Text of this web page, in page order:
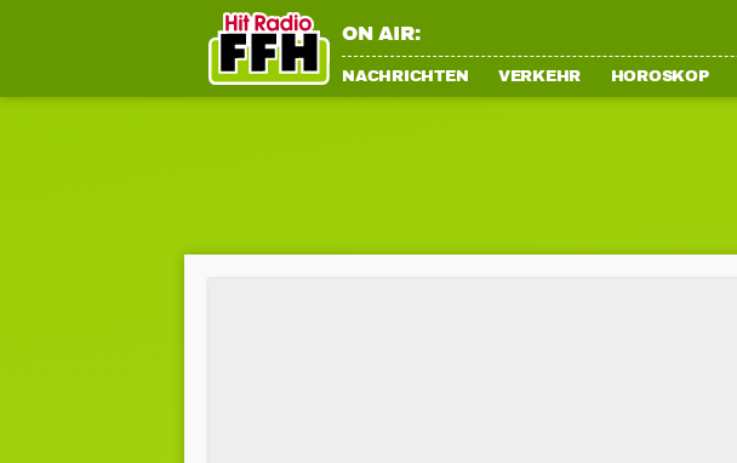
ON AIR:
NACHRICHTEN VERKEHR HOROSKOP